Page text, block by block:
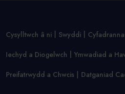
Cysylltwch â ni Swyddi
Iechyd a Diogelwch Ymwadiad a
Preifatrwydd a Chwcis Datganiad